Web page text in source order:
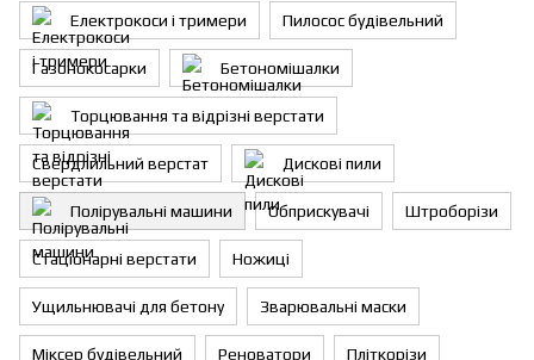
Електрокоси і тримери Пилосос будівельний
Газонокосарки Бетономішалки
Торцювання та відрізні верстати
Свердлильний верстат Дискові пили
Полірувальні машини Обприскувачі Штроборізи
Стаціонарні верстати Ножиці
Ущильнювачі для бетону Зварювальні маски
Міксер будівельний Реноватори Пліткорізи